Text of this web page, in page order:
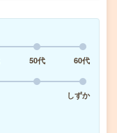
50代
60代
しずか